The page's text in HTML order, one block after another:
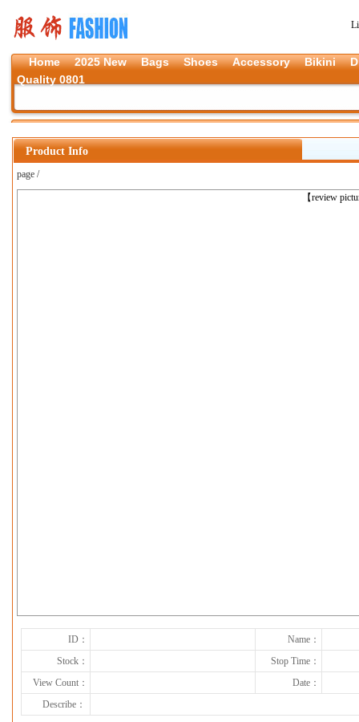
Home 2025 New Bags Shoes Accessory Bikini
Quality 0801
Product Info
page /
【review
上一张
ID：
Name：
Stock：
Stop Time：
View Count：
Date：
Describe：